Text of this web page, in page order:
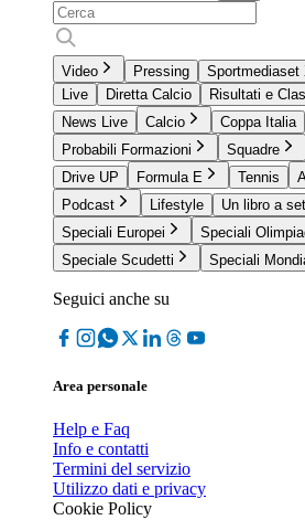
Video Pressing Sportmediaset
Live
Diretta Calcio
Risultati e
News Live
Calcio Coppa Italia
Probabili Formazioni
Squadre
Drive UP
Formula E Tennis
Podcast
Lifestyle
Un libro a
Speciali Europei
Speciali
Speciale Scudetti
Speciali
Seguici anche su
Area personale
Help e Faq
Info e contatti
Termini del servizio
Utilizzo dati e privacy
Cookie Policy